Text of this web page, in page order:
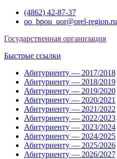
Перейти(4862) 42-87-37
oo_bpou_uor@orel-region.ru
Государственная организация
Быстрые ссылки
Абитуриенту — 2017/2018
Абитуриенту — 2018/2019
Абитуриенту — 2019/2020
Абитуриенту — 2020/2021
Абитуриенту — 2021/2022
Абитуриенту — 2022/2023
Абитуриенту — 2023/2024
Абитуриенту — 2024/2025
Абитуриенту — 2025/2026
Абитуриенту — 2026/2027